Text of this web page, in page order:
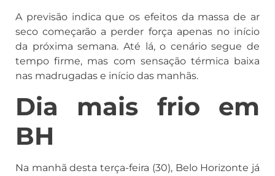
A previsão indica que os efeitos da massa de ar
seco começarão a perder força apenas no início
da próxima semana. Até lá, o cenário segue de
tempo firme, mas com sensação térmica baixa
nas madrugadas e início das manhãs.
Dia mais frio em
BH
Na manhã desta terça-feira (30), Belo Horizonte já